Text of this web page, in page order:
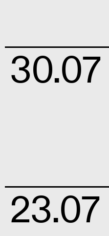
30.07
23.07